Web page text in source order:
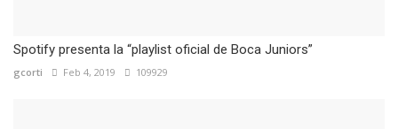
Spotify presenta la “playlist oficial de Boca Juniors”
gcorti Feb 4, 2019 109929